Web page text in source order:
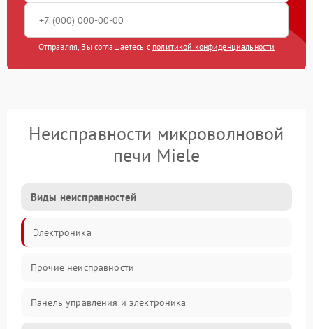
Отправляя, Вы соглашаетесь с политикой конфиденциальности
Неисправности микроволновой
печи Miele
Виды неисправностей
Электроника
Прочие неисправности
Панель управления и электроника